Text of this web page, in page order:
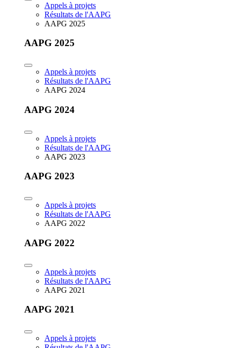
Appels à projets
Résultats de l'AAPG
AAPG 2025
AAPG 2025
Appels à projets
Résultats de l'AAPG
AAPG 2024
AAPG 2024
Appels à projets
Résultats de l'AAPG
AAPG 2023
AAPG 2023
Appels à projets
Résultats de l'AAPG
AAPG 2022
AAPG 2022
Appels à projets
Résultats de l'AAPG
AAPG 2021
AAPG 2021
Appels à projets